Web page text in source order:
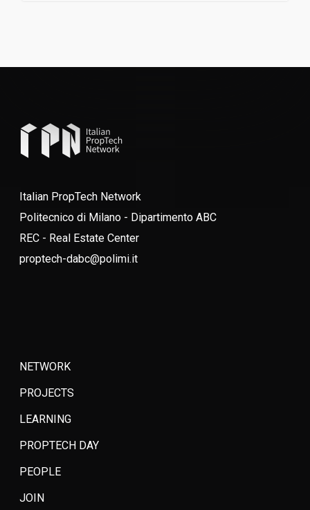
Italian PropTech Network
Politecnico di Milano - Dipartimento ABC
REC - Real Estate Center
proptech-dabc@polimi.it
NETWORK
PROJECTS
LEARNING
PROPTECH DAY
PEOPLE
JOIN